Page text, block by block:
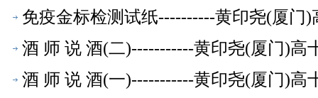
免疫金标检测试纸----------黄印尧(厦门
酒 师 说 酒(二)-----------黄印尧(厦门)高
酒 师 说 酒(一)-----------黄印尧(厦门)高